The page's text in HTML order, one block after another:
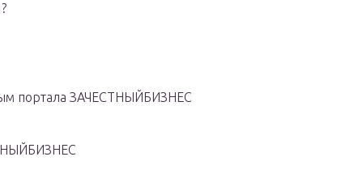
портала ЗАЧЕСТНЫЙБИЗНЕС